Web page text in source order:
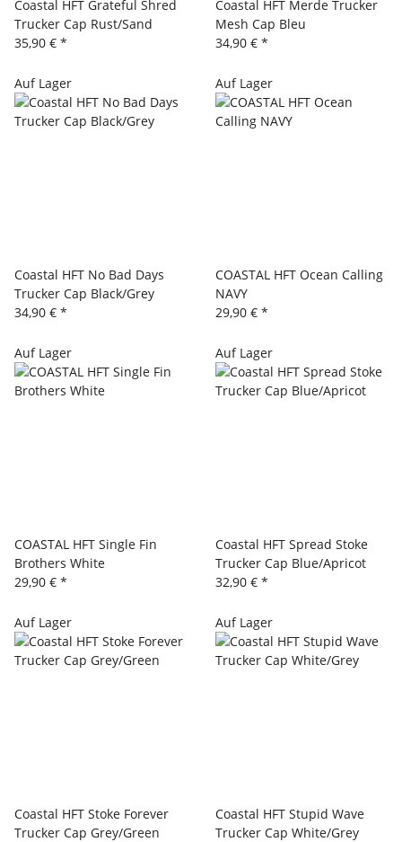
Coastal HFT Grateful Shred
Trucker Cap Rust/Sand
35,90 € *
Coastal HFT Merde Trucker
Mesh Cap Bleu
34,90 € *
Auf Lager
Coastal HFT No Bad Days
Trucker Cap Black/Grey
34,90 € *
Auf Lager
COASTAL HFT Ocean Calling
NAVY
29,90 € *
Auf Lager
COASTAL HFT Single Fin
Brothers White
29,90 € *
Auf Lager
Coastal HFT Spread Stoke
Trucker Cap Blue/Apricot
32,90 € *
Auf Lager
Coastal HFT Stoke Forever
Trucker Cap Grey/Green
Auf Lager
Coastal HFT Stupid Wave
Trucker Cap White/Grey